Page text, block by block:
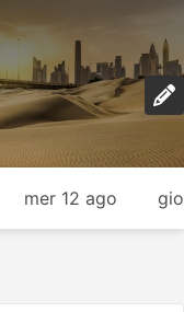
mer 12 ago